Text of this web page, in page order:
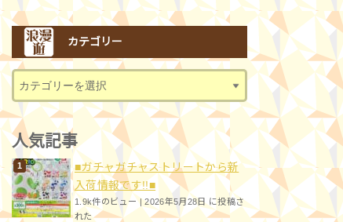
カテゴリー
人気記事
■ガチャガチャストリートから新
入荷情報です!!■
1.9k件のビュー|2026年5月28日 に投稿さ
れた